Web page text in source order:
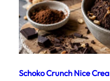
Schoko Crunch Nice